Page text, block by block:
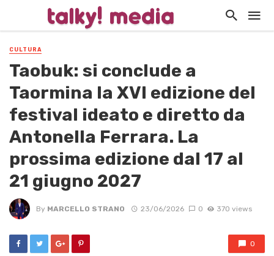
CULTURA
Taobuk: si conclude a
Taormina la XVI edizione del
festival ideato e diretto da
Antonella Ferrara. La
prossima edizione dal 17 al
21 giugno 2027
By MARCELLO STRANO 23/06/2026 0 370 views
0